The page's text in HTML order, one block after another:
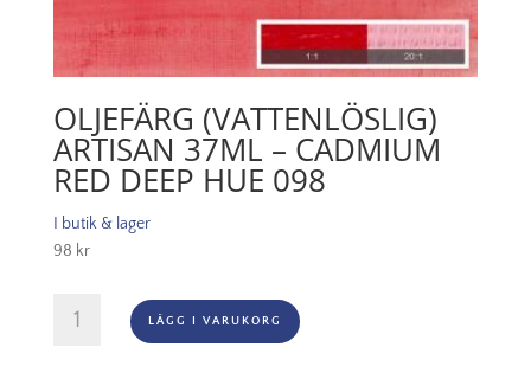
OLJEFÄRG (VATTENLÖSLIG)
ARTISAN 37ML – CADMIUM
RED DEEP HUE 098
I butik & lager
98 kr
(vattenlöslig)
LÄGG I VARUKORG